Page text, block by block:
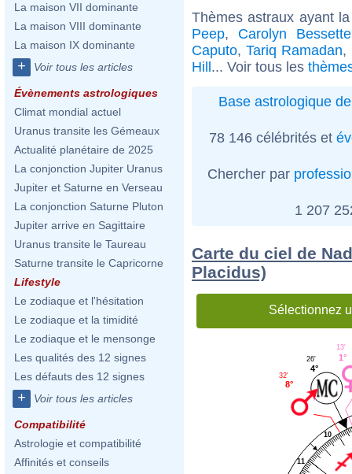
La maison VII dominante
La maison VIII dominante
La maison IX dominante
+ Voir tous les articles
Évènements astrologiques
Climat mondial actuel
Uranus transite les Gémeaux
Actualité planétaire de 2025
La conjonction Jupiter Uranus
Jupiter et Saturne en Verseau
La conjonction Saturne Pluton
Jupiter arrive en Sagittaire
Uranus transite le Taureau
Saturne transite le Capricorne
Lifestyle
Le zodiaque et l'hésitation
Le zodiaque et la timidité
Le zodiaque et le mensonge
Les qualités des 12 signes
Les défauts des 12 signes
+ Voir tous les articles
Compatibilité
Astrologie et compatibilité
Affinités et conseils
Thèmes astraux ayant
Peep, Carolyn
Caputo, Tariq Ramadan,
Hill... Voir tous les
Base astrologique
78 146 célébrités et
Chercher par
1 207
Carte du ciel de
Placidus)
Sélectionnez
10
11
1°
13'
4°
26'
8°
32'